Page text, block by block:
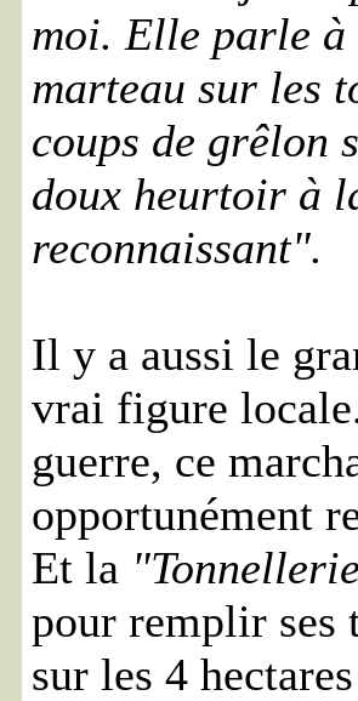
moi. Elle parle à
marteau sur les
coups de grêlon
doux heurtoir à
reconnaissant".
Il y a aussi le
vrai figure
guerre, ce
opportunément
Et la
pour remplir ses
sur les 4